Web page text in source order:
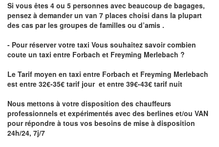
Si vous êtes 4 ou 5 personnes avec beaucoup de bagages,
pensez à demander un van 7 places choisi dans la plupart
des cas par les groupes de familles ou d’amis .
- Pour réserver votre taxi Vous souhaitez savoircombien
coute un taxi entre Forbach et Freyming Merlebach ?
Le Tarif moyen en taxi entre Forbach et Freyming Merlebach
est entre 32€-35€ tarif jour et entre 39€-43€ tarif nuit
Nous mettons à votre disposition des chauffeurs
professionnels et expérimentés avec des berlines et/ou VAN
pour répondre à tous vos besoins de mise à disposition
24h/24, 7j/7